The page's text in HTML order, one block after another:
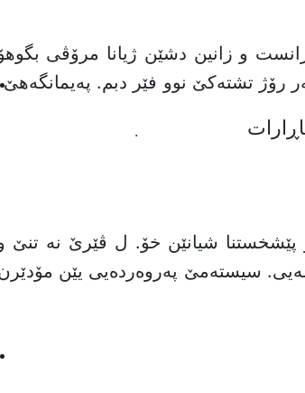
.
و زانین دشێن ژیانا مرۆڤی
رۆژ تشتەکێ نوو فێر دبم.
پێشخستنا شیانێن خۆ. ل ڤێرێ نە تنێ
سیستەمێ پەروەردەیی یێن